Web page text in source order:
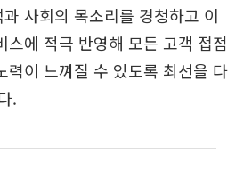
사회의 목소리를 경청하고 이
스에 적극 반영해 모든 고객 접점
력이 느껴질 수 있도록 최선을 다
.